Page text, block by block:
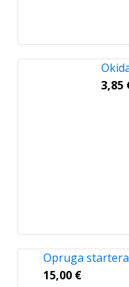
3,85
Opruga
15,00 €